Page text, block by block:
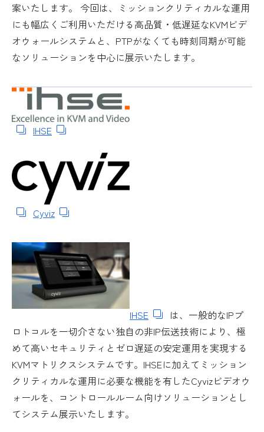
案いたします。 今回は、ミッションクリティカルな運用
にも幅広くご利用いただける高品質・低遅延なKVMビデ
オウォールシステムと、PTPがなくても時刻同期が可能
なソリューションを中心に展示いたします。
IHSE
Cyviz
IHSE
は、一般的なIPプ
ロトコルを一切介さない独自の非IP伝送技術により、極
めて高いセキュリティとゼロ遅延の安定運用を実現する
KVMマトリクスシステムです。IHSEに加えてミッション
クリティカルな運用に必要な機能を有したCyvizビデオウ
ォールを、コントロールルーム向けソリューションとし
てシステム展示いたします。